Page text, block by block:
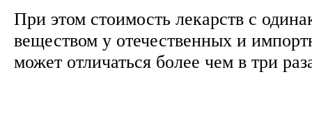
При этом стоимость лекарств с
веществом у отечественных и
может отличаться более чем в три